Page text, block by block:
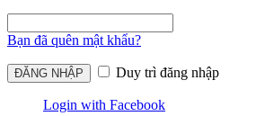
Bạn đã quên mật khẩu?
Duy trì đăng nhập
Login with Facebook